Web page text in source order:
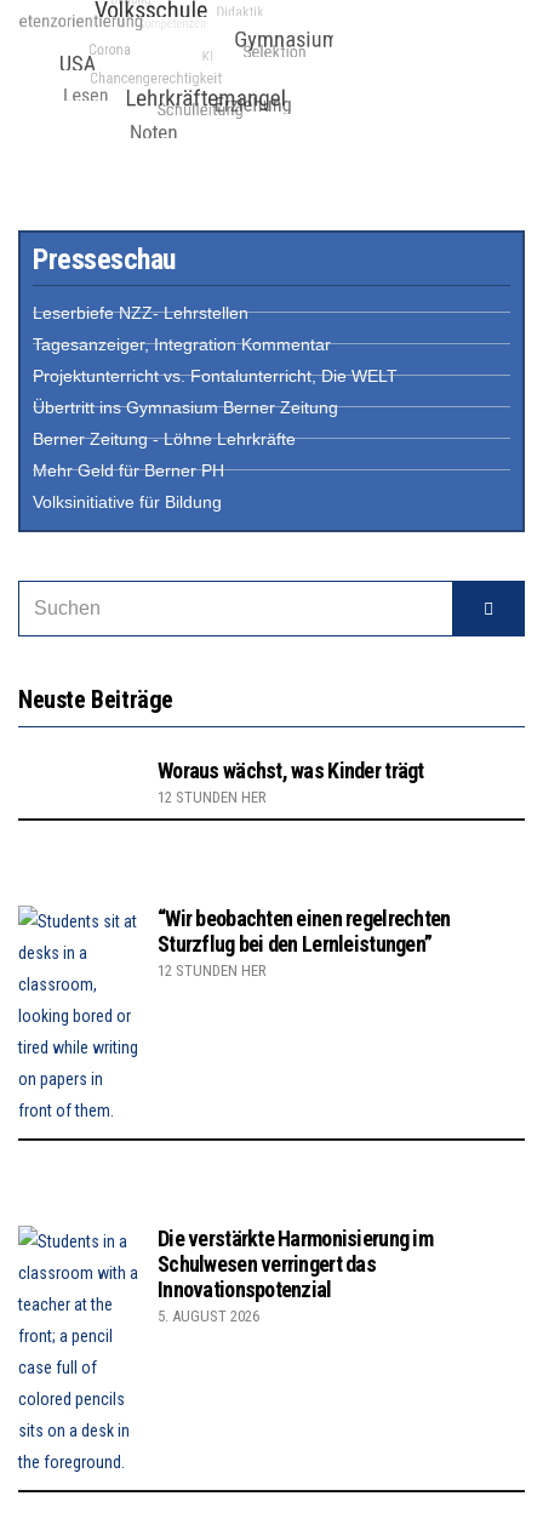
Presseschau
Leserbiefe NZZ- Lehrstellen
Tagesanzeiger, Integration Kommentar
Projektunterricht vs. Fontalunterricht, Die WELT
Übertritt ins Gymnasium Berner Zeitung
Berner Zeitung - Löhne Lehrkräfte
Mehr Geld für Berner PH
Volksinitiative für Bildung
Neuste Beiträge
Woraus wächst, was Kinder trägt
12 STUNDEN HER
“Wir beobachten einen regelrechten
Sturzflug bei den Lernleistungen”
12 STUNDEN HER
Die verstärkte Harmonisierung im
Schulwesen verringert das
Innovationspotenzial
5. AUGUST 2026